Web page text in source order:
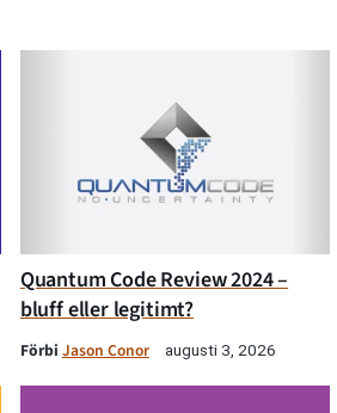
Quantum Code Review 2024 –
bluff eller legitimt?
Förbi Jason Conor augusti 3, 2026